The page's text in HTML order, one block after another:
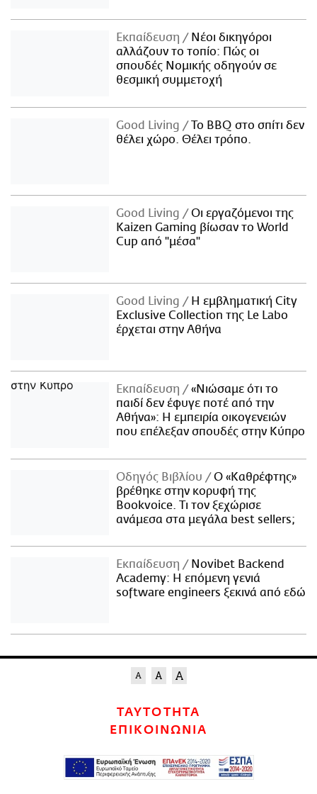
Εκπαίδευση
Νέοι δικηγόροι
αλλάζουν το τοπίο: Πώς οι
σπουδές Νομικής οδηγούν σε
θεσμική συμμετοχή
Good Living
Το BBQ στο σπίτι δεν
θέλει χώρο. Θέλει τρόπο.
Good Living
Οι εργαζόμενοι της
Kaizen Gaming βίωσαν το World
Cup από "μέσα"
Good Living
Η εμβληματική City
Exclusive Collection της Le Labo
έρχεται στην Αθήνα
Εκπαίδευση
«Νιώσαμε ότι το
παιδί δεν έφυγε ποτέ από την
Αθήνα»: Η εμπειρία οικογενειών
που επέλεξαν σπουδές στην Κύπρο
Οδηγός Βιβλίου
Ο «Καθρέφτης»
βρέθηκε στην κορυφή της
Bookvoice. Τι τον ξεχώρισε
ανάμεσα στα μεγάλα best sellers;
Εκπαίδευση
Novibet Backend
Academy: Η επόμενη γενιά
software engineers ξεκινά από εδώ
ΤΑΥΤΟΤΗΤΑ
ΕΠΙΚΟΙΝΩΝΙΑ